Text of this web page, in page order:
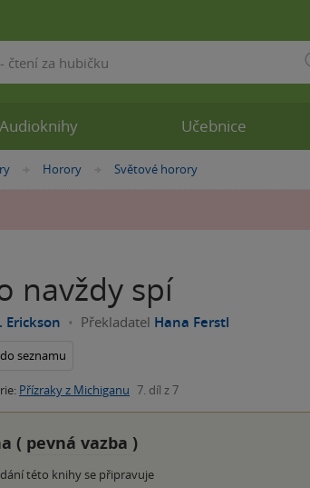
»Horory »
Světové horory
navždy spí
Erickson Překladatel Hana Ferstl
seznamu
Přízraky z Michiganu 7. díl z 7
( pevná vazba )
této knihy se připravuje
Audioknihy Učebnice